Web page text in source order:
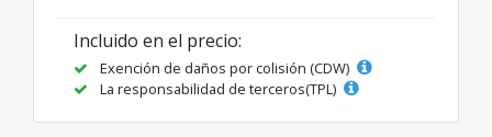
Incluido en el precio:
Exención de daños por colisión (CDW)
La responsabilidad de terceros(TPL)